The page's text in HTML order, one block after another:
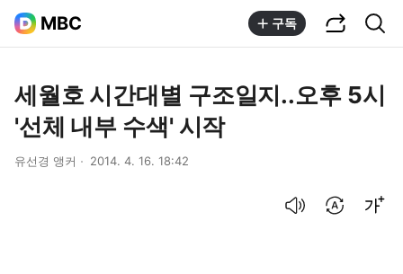
MBC 구독
세월호 시간대별 구조일지..오후 5시
'선체 내부 수색' 시작
유선경 앵커 2014. 4. 16. 18:42